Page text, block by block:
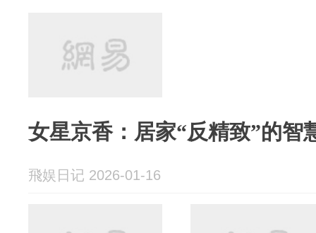
女星京香：居家“反精致”的智
飛娱日记 2026-01-16